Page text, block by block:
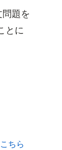
題を
とに
ちら